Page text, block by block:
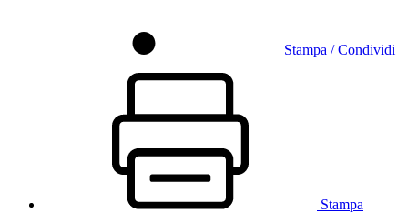
Stampa / Condividi
Stampa